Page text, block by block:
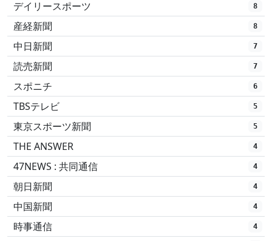
デイリースポーツ 8
産経新聞 8
中日新聞 7
読売新聞 7
スポニチ 6
TBSテレビ 5
東京スポーツ新聞 5
THE ANSWER 4
47NEWS : 共同通信 4
朝日新聞 4
中国新聞 4
時事通信 4